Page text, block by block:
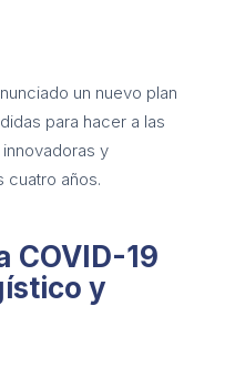
un nuevo plan
para hacer a las
y
cuatro años.
COVID-19
y